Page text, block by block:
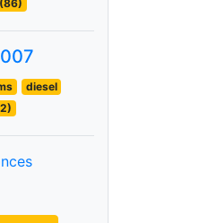
diesel